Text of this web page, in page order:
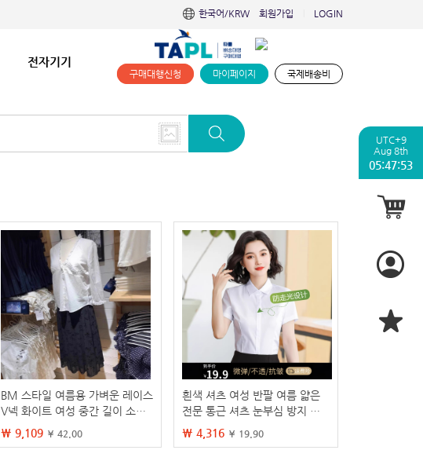
한국어/KRW 회원가입 LOGIN
전자기기
구매대행신청 마이페이지 국제배송비
UTC+9
Aug 8th
05:47:54
BM 스타일 여름용 가벼운 레이스
V넥 화이트 여성 중간 길이 소매
셔츠, BM 신상 다용도 슬리밍 탑
₩ 9,109 ¥ 42.00
흰색 셔츠 여성 반팔 여름 얇은
전문 통근 셔츠 눈부심 방지 작
업 옷 한국식 인터뷰 셔츠
₩ 4,316 ¥ 19.90